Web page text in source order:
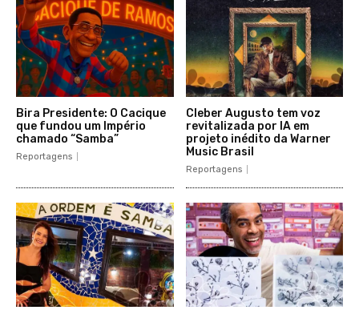
Bira Presidente: O Cacique
que fundou um Império
chamado “Samba”
Reportagens
Cleber Augusto tem voz
revitalizada por IA em
projeto inédito da Warner
Music Brasil
Reportagens